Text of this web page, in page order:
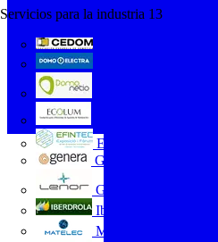
Servicios para la industria 13
Efintec
GENERA
Grupo Lenor
Iberdrola
MATELEC